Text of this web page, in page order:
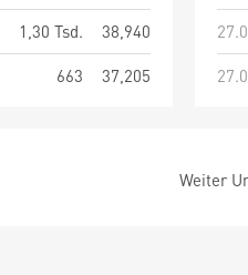
1,30 Tsd.
38,940
663 37,205
Weiter